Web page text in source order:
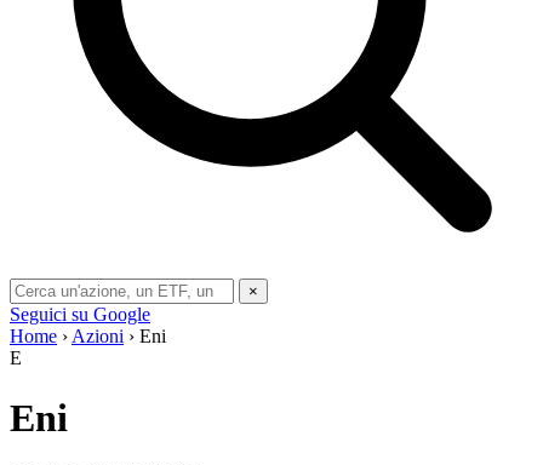
×
Seguici su Google
Home › Azioni › Eni
E
Eni